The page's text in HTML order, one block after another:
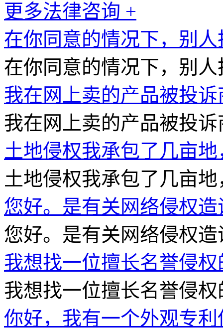
更多法律咨询 +
在你同意的情况下，别
在你同意的情况下，别
我在网上卖的产品被投
我在网上卖的产品被投
土地侵权我承包了几亩
土地侵权我承包了几亩
您好。是有关网络侵权
您好。是有关网络侵权
我想找一位擅长名誉侵权
我想找一位擅长名誉侵权
你好，我有一个外观专